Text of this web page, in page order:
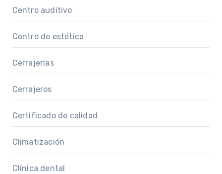
Centro auditivo
Centro de estética
Cerrajerías
Cerrajeros
Certificado de calidad
Climatización
Clínica dental